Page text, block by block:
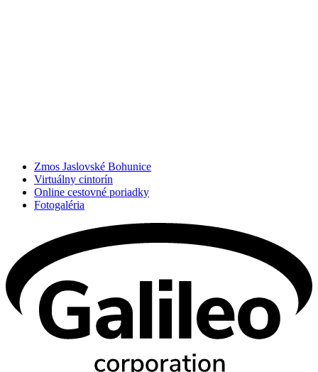
Zmos Jaslovské Bohunice
Virtuálny cintorín
Online cestovné poriadky
Fotogaléria